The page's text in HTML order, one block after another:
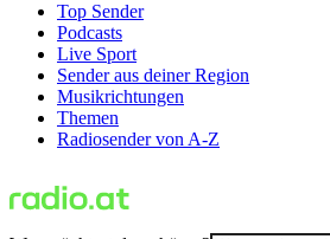
Top Sender
Podcasts
Live Sport
Sender aus deiner Region
Musikrichtungen
Themen
Radiosender von A-Z